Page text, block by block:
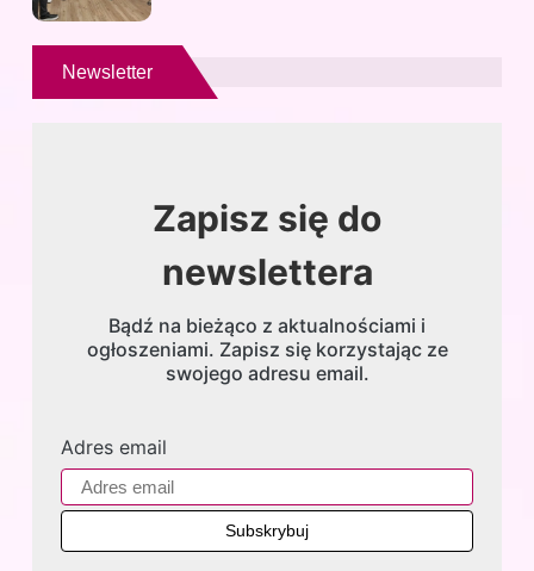
Newsletter
Zapisz się do
newslettera
Bądź na bieżąco z aktualnościami i
ogłoszeniami. Zapisz się korzystając ze
swojego adresu email.
Adres email